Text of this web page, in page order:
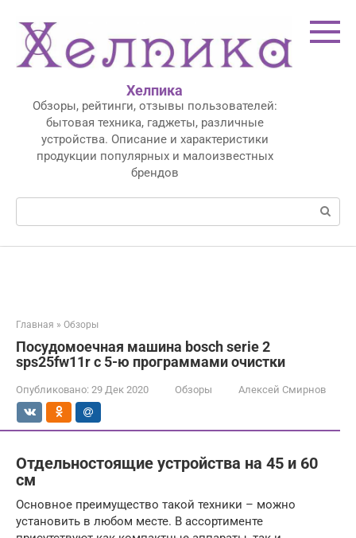
контенту
Хелпика
Обзоры, рейтинги, отзывы пользователей:
бытовая техника, гаджеты, различные
устройства. Описание и характеристики
продукции популярных и малоизвестных
брендов
Поиск:
Главная » Обзоры
Посудомоечная машина bosch serie 2
sps25fw11r с 5-ю программами очистки
Опубликовано: 29 Дек 2020 Обзоры Алексей Смирнов
Отдельностоящие устройства на 45 и 60
см
Основное преимущество такой техники – можно
установить в любом месте. В ассортименте